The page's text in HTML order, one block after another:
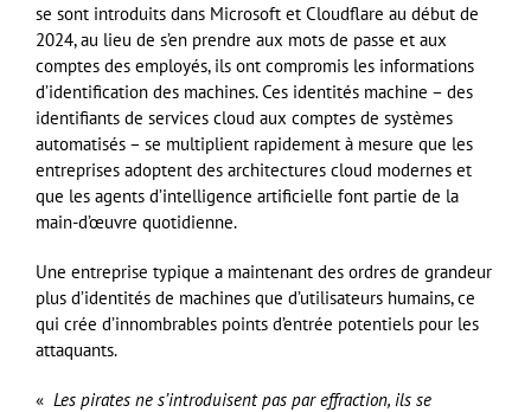
se sont introduits dans Microsoft et Cloudflare au début de
2024, au lieu de s’en prendre aux mots de passe et aux
comptes des employés, ils ont compromis les informations
d’identification des machines. Ces identités machine – des
identifiants de services cloud aux comptes de systèmes
automatisés – se multiplient rapidement à mesure que les
entreprises adoptent des architectures cloud modernes et
que les agents d’intelligence artificielle font partie de la
main-d’œuvre quotidienne.
Une entreprise typique a maintenant des ordres de grandeur
plus d’identités de machines que d’utilisateurs humains, ce
qui crée d’innombrables points d’entrée potentiels pour les
attaquants.
« Les pirates ne s’introduisent pas par effraction, ils se